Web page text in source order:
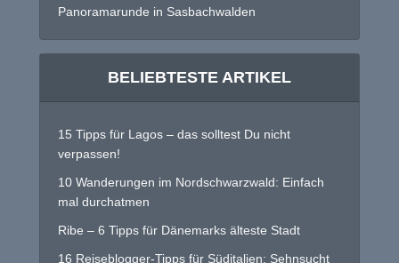
Panoramarunde in Sasbachwalden
BELIEBTESTE ARTIKEL
15 Tipps für Lagos – das solltest Du nicht
verpassen!
10 Wanderungen im Nordschwarzwald: Einfach
mal durchatmen
Ribe – 6 Tipps für Dänemarks älteste Stadt
16 Reiseblogger-Tipps für Süditalien: Sehnsucht